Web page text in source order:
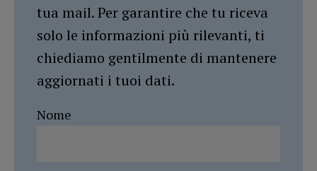
tua mail. Per garantire che tu riceva
solo le informazioni più rilevanti, ti
chiediamo gentilmente di mantenere
aggiornati i tuoi dati.
Nome